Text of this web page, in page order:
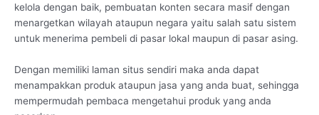
kelola dengan baik, pembuatan konten secara masif dengan
menargetkan wilayah ataupun negara yaitu salah satu sistem
untuk menerima pembeli di pasar lokal maupun di pasar asing.
Dengan memiliki laman situs sendiri maka anda dapat
menampakkan produk ataupun jasa yang anda buat, sehingga
mempermudah pembaca mengetahui produk yang anda